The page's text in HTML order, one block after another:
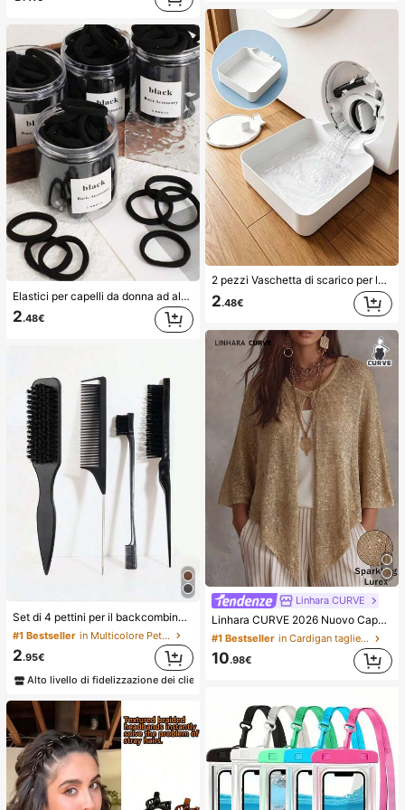
Elastici per capelli da donna ad alta elasticità, fasce per capelli, accessori per capelli, fasce per capelli per fitness e sport, accessori per la bellezza a casa, adatti per estate, vacanze, viaggi. (10/20/50/100/200)
2.48€
Set di 4 pettini per il backcombing, adatti per creare code di cavallo e chignon lisci, lisciare i capelli crespi, controllare la linea dei capelli, fare il backcombing e volumizzare lo styling. Testa del pettine a denti larghi comoda per dividere e separare i capelli. Adatto per saloni di bellezza, saloni di parrucchieri, viaggi, estetica
#1 Bestseller in Multicolore Pettini
2.95€
Alto livello di fidelizzazione dei clienti
2 pezzi Vaschetta di scarico per lavatrice, Tappetino di protezione impermeabile per pavimento della lavanderia, Vaschetta anti-traboccamento e anti-perdita, Accessori durevoli per lavatrice, Forniture per la pulizia dell'area lavanderia domestica & Organizzazione della casa
2.48€
Linhara CURVE
Linhara CURVE 2026 Nuovo Cappello Taglie Forti Colore Unito in Maglia con Filo Metallico Oro e Argento Scialle Lussuoso Adatto per Vacanze Romantiche Cappello Donna Maglione Scintillante in Misto Lurex Argento
#1 Bestseller in Cardigan taglie forti
10.98€